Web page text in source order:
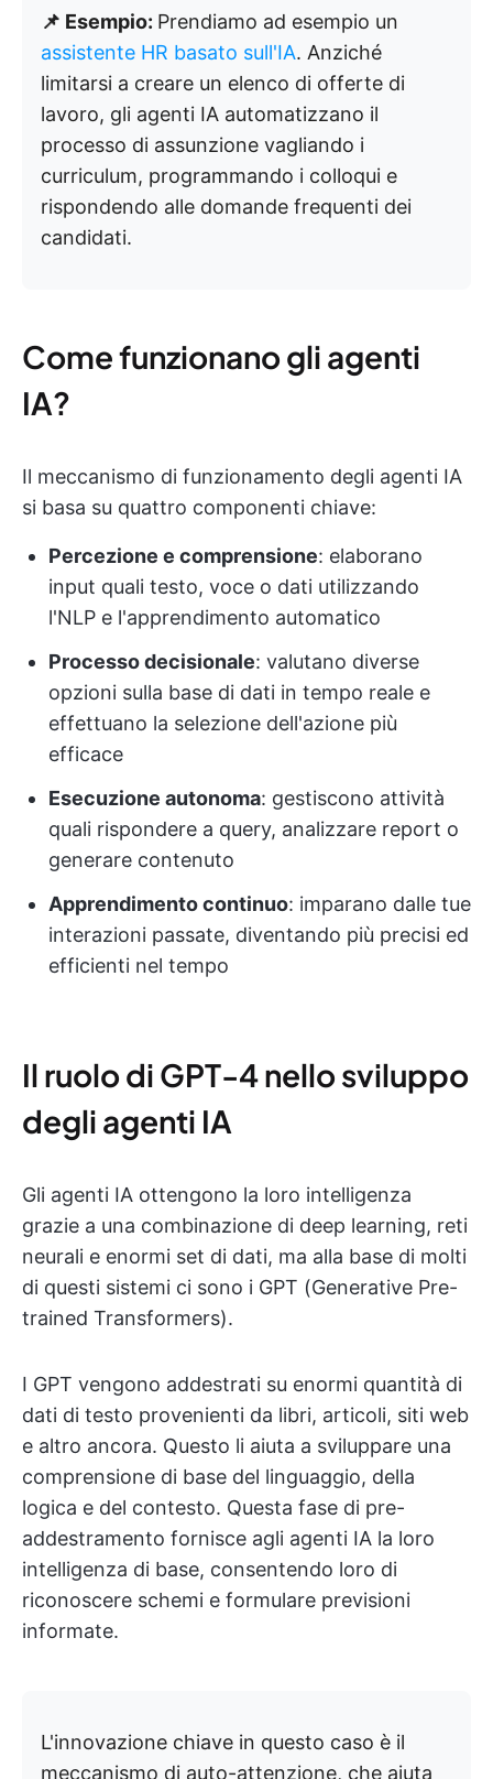
📌 Esempio: Prendiamo ad esempio un
assistente HR basato sull'IA. Anziché
limitarsi a creare un elenco di offerte di
lavoro, gli agenti IA automatizzano il
processo di assunzione vagliando i
curriculum, programmando i colloqui e
rispondendo alle domande frequenti dei
candidati.
Come funzionano gli agenti
IA?
Il meccanismo di funzionamento degli agenti IA
si basa su quattro componenti chiave:
Percezione e comprensione: elaborano
input quali testo, voce o dati utilizzando
l'NLP e l'apprendimento automatico
Processo decisionale: valutano diverse
opzioni sulla base di dati in tempo reale e
effettuano la selezione dell'azione più
efficace
Esecuzione autonoma: gestiscono attività
quali rispondere a query, analizzare report o
generare contenuto
Apprendimento continuo: imparano dalle tue
interazioni passate, diventando più precisi ed
efficienti nel tempo
Il ruolo di GPT-4 nello sviluppo
degli agenti IA
Gli agenti IA ottengono la loro intelligenza
grazie a una combinazione di deep learning, reti
neurali e enormi set di dati, ma alla base di molti
di questi sistemi ci sono i GPT (Generative Pre-
trained Transformers).
I GPT vengono addestrati su enormi quantità di
dati di testo provenienti da libri, articoli, siti web
e altro ancora. Questo li aiuta a sviluppare una
comprensione di base del linguaggio, della
logica e del contesto. Questa fase di pre-
addestramento fornisce agli agenti IA la loro
intelligenza di base, consentendo loro di
riconoscere schemi e formulare previsioni
informate.
L'innovazione chiave in questo caso è il
meccanismo di auto-attenzione, che aiuta